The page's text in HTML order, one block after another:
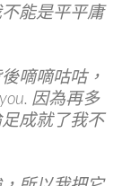
能是平平庸
嘀嘀咕咕，
因為再多
成就了我不